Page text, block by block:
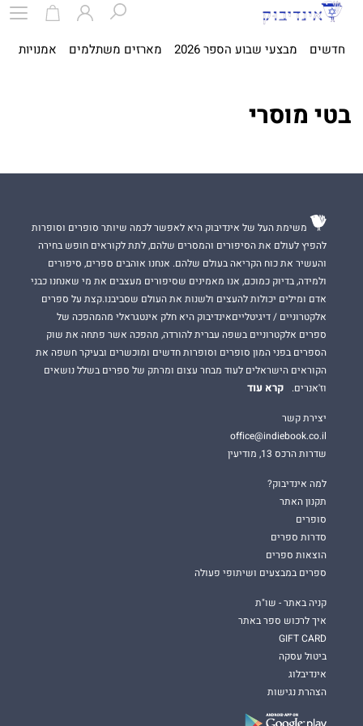
חדשים מבצעי שבוע הספר 2026 מארזים משתלמים אמנויות
בטי מוסרי
משימת העל של אינדיבוק היא לאפשר לכמה שיותר סופרים וסופרות
להפיץ לעולם את הסיפורים והמסרים שלהם, לתת לקוראים חופש בחירה
והעשיר את כוח הקריאה בעולם שלהם. אנחנו אוהבים ספרים, סיפורים
ולמידה, בדיוק כמוכם, אנו מאמינים שסיפורים מעצבים את מי שאנחנו כבני
אדם ומילים יכולות להעצים ולשנות את העולם שסביבנו.קצת על ספרים
אלקטרוניים / דיגיטלייםאינדיבוק היא חלק אינטגראלי מהמהפכה של
ספרים אלקטרוניים בשפה עברית להורדה, מהפכה אשר פתחה את שוק
הספרים בפני המון סופרים וסופרות חדשים ומוכשרים ובעיקר חשפה את
הקוראים הישראלים לעוד מבחר עצום ומרתק של ספרים בשלל נושאים
וז'אנרים.
קרא עוד
יצירת קשר
office@indiebook.co.il
שדרות הרכס 13, מודיעין
למה אינדיבוק?
תקנון האתר
סופרים
סדרות ספרים
הוצאות ספרים
ספרים במבצעים ושיתופי פעולה
קניה באתר - שו"ת
איך לרכוש ספר באתר
GIFT CARD
ביטול עסקה
אינדיבלוג
הצהרת נגישות